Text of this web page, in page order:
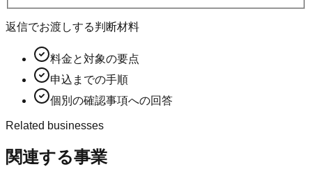
返信でお渡しする判断材料
料金と対象の要点
申込までの手順
個別の確認事項への回答
Related businesses
関連する事業